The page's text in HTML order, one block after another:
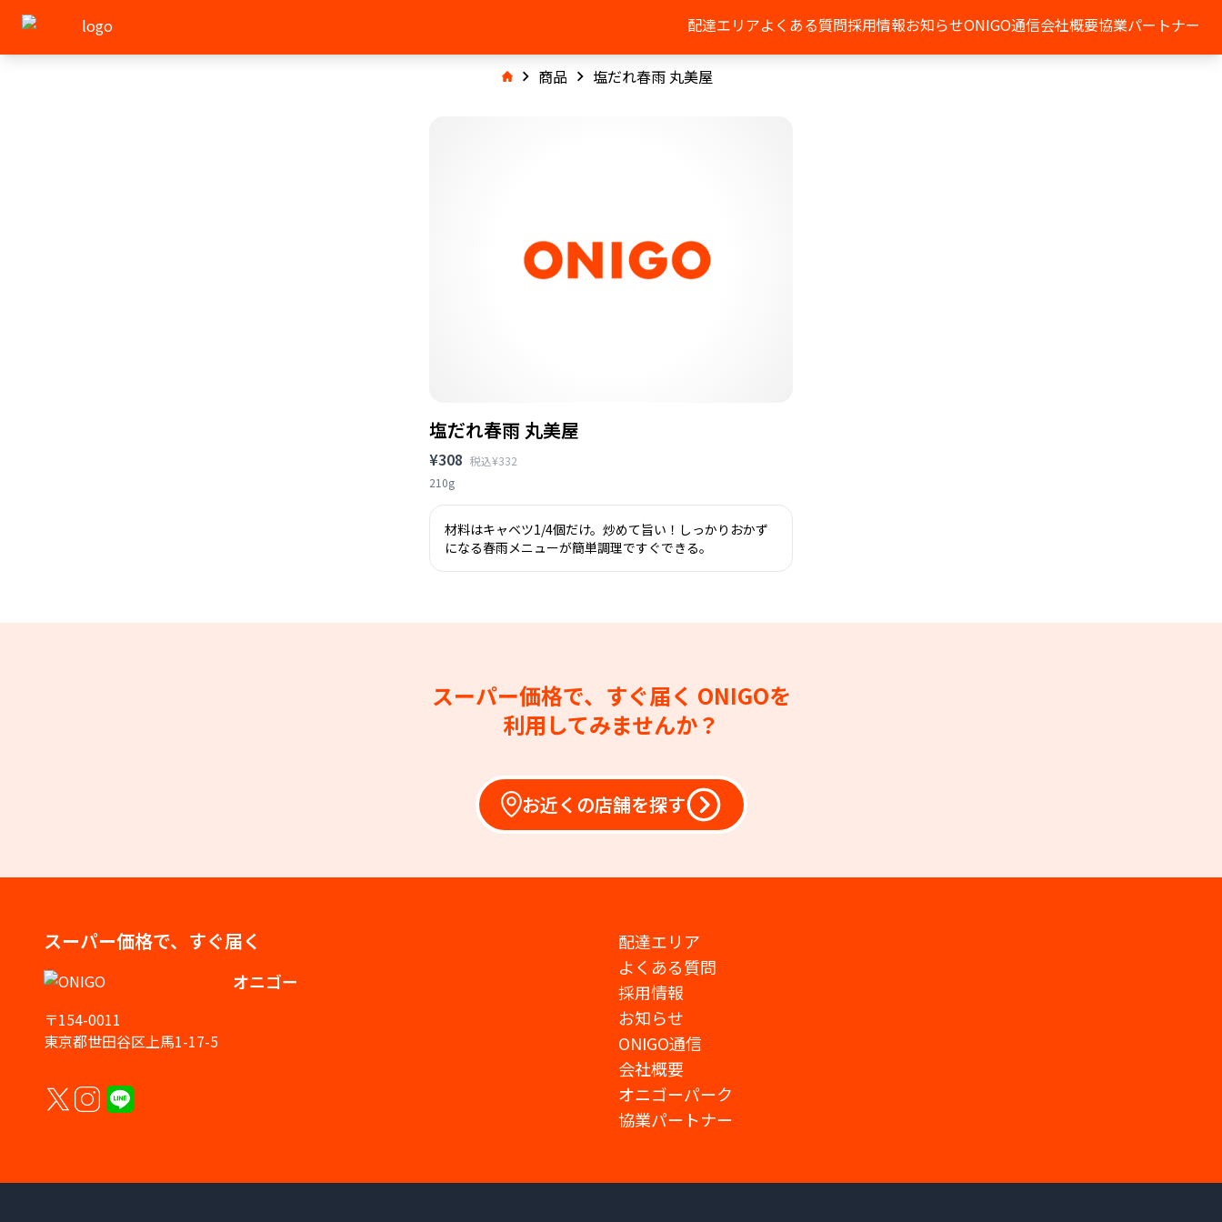
配達エリアよくある質問採用情報お知らせONIGO通信会社概要協業パートナー
商品 塩だれ春雨 丸美屋
塩だれ春雨 丸美屋
¥308 税込¥332
210g
材料はキャベツ1/4個だけ。炒めて旨い！しっかりおかず
になる春雨メニューが簡単調理ですぐできる。
スーパー価格で、すぐ届く ONIGOを
利用してみませんか？
お近くの店舗を探す
スーパー価格で、すぐ届く
オニゴー
〒154-0011
東京都世田谷区上馬1-17-5
配達エリア
よくある質問
採用情報
お知らせ
ONIGO通信
会社概要
オニゴーパーク
協業パートナー